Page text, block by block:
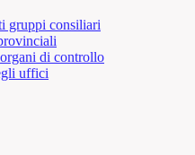
gruppi consiliari
di controllo
uffici